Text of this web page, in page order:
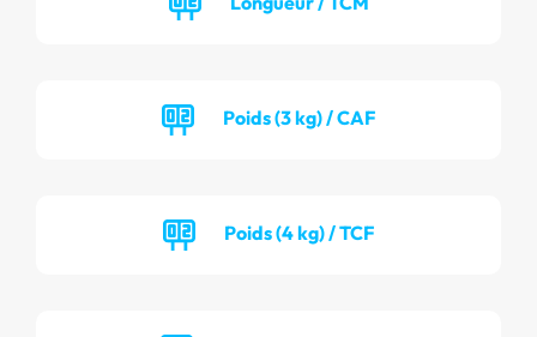
Poids (3 kg) / CAF
Poids (4 kg) / TCF